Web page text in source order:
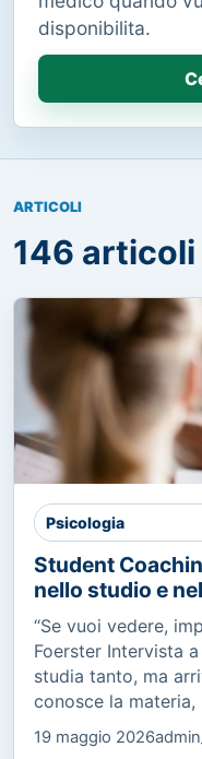
disponibilita.
ARTICOLI
146
Psicologia
Student
nello studio e
“Se vuoi vedere,
Foerster Intervista a
studia tanto, ma
conosce la materia,
19 maggio 2026